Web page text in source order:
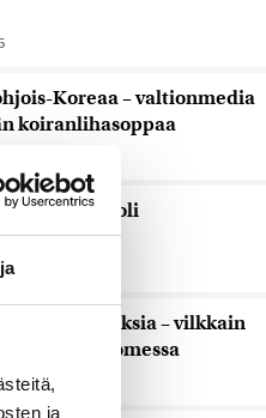
ja
Koreaa – valtionmedia
koiranlihasoppaa
drooni oli
– vilkkain
Suomessa